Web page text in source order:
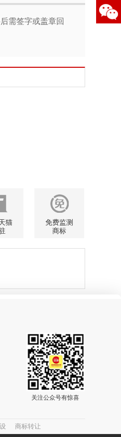
需签字或盖章回
猫
免费监测
商标
关注公众号有惊喜
商标转让